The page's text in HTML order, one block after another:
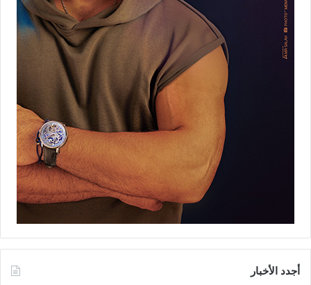
أجدد الأخبار